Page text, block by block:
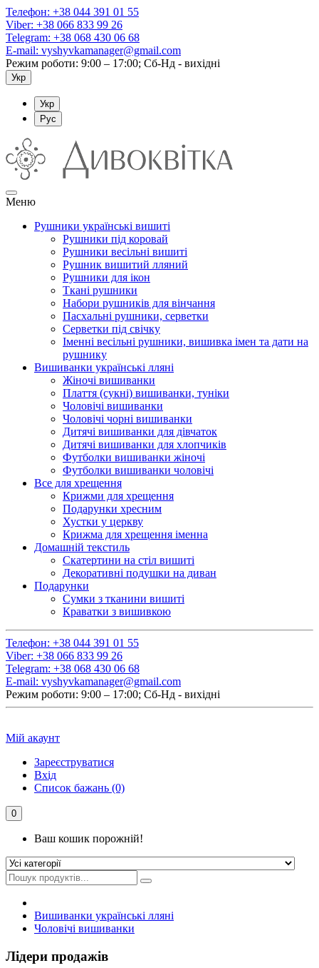
Телефон: +38 044 391 01 55
Viber: +38 066 833 99 26
Telegram: +38 068 430 06 68
E-mail: vyshyvkamanager@gmail.com
Режим роботи: 9:00 – 17:00; Сб-Нд - вихідні
Укр
Укр
Рус
Меню
Рушники українські вишиті
Рушники під коровай
Рушники весільні вишиті
Рушник вишитий лляний
Рушники для ікон
Ткані рушники
Набори рушників для вінчання
Пасхальні рушники, серветки
Серветки під свічку
Іменні весільні рушники, вишивка імен та дати на
рушнику
Вишиванки українські лляні
Жіночі вишиванки
Плаття (сукні) вишиванки, туніки
Чоловічі вишиванки
Чоловічі чорні вишиванки
Дитячі вишиванки для дівчаток
Дитячі вишиванки для хлопчиків
Футболки вишиванки жіночі
Футболки вишиванки чоловічі
Все для хрещення
Крижми для хрещення
Подарунки хресним
Хустки у церкву
Крижма для хрещення іменна
Домашній текстиль
Скатертини на стіл вишиті
Декоративні подушки на диван
Подарунки
Сумки з тканини вишиті
Краватки з вишивкою
Телефон: +38 044 391 01 55
Viber: +38 066 833 99 26
Telegram: +38 068 430 06 68
E-mail: vyshyvkamanager@gmail.com
Режим роботи: 9:00 – 17:00; Сб-Нд - вихідні
Мій акаунт
Зареєструватися
Вхід
Список бажань (0)
0
Ваш кошик порожній!
Вишиванки українські лляні
Чоловічі вишиванки
Лідери продажів